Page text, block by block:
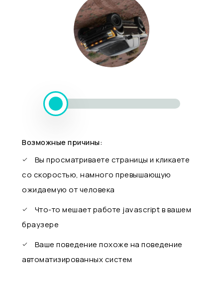
Возможные причины:
Вы просматриваете страницы и кликаете
со скоростью, намного превышающую
ожидаемую от человека
Что-то мешает работе javascript в вашем
браузере
Ваше поведение похоже на поведение
автоматизированных систем